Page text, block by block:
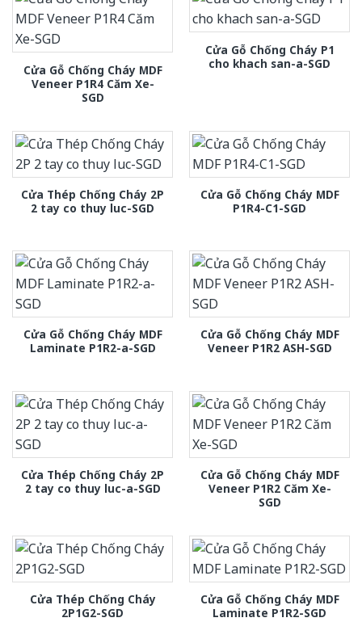
Cửa Gỗ Chống Cháy MDF
Veneer P1R4 Căm Xe-
SGD
Cửa Gỗ Chống Cháy P1
cho khach san-a-SGD
Cửa Thép Chống Cháy 2P
2 tay co thuy luc-SGD
Cửa Gỗ Chống Cháy MDF
P1R4-C1-SGD
Cửa Gỗ Chống Cháy MDF
Laminate P1R2-a-SGD
Cửa Gỗ Chống Cháy MDF
Veneer P1R2 ASH-SGD
Cửa Thép Chống Cháy 2P
2 tay co thuy luc-a-SGD
Cửa Gỗ Chống Cháy MDF
Veneer P1R2 Căm Xe-
SGD
Cửa Thép Chống Cháy
2P1G2-SGD
Cửa Gỗ Chống Cháy MDF
Laminate P1R2-SGD